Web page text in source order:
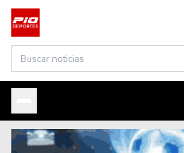
Buscar